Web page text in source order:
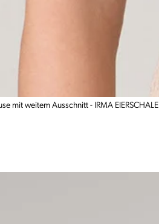
mit weitem Ausschnitt - IRMA EIERSCHALE